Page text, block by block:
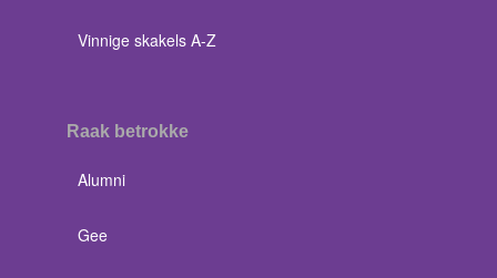
Vinnige skakels A-Z
Raak betrokke
Alumni
Gee